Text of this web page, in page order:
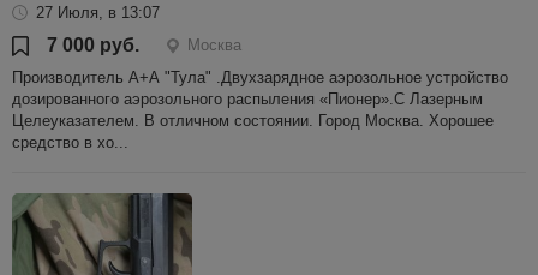
27 Июля, в 13:07
7 000 руб.
Москва
Производитель А+А "Тула" .Двухзарядное аэрозольное устройство
дозированного аэрозольного распыления «Пионер».С Лазерным
Целеуказателем. В отличном состоянии. Город Москва. Хорошее
средство в хо...